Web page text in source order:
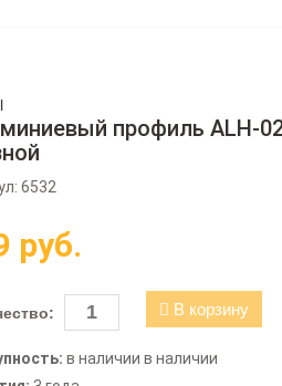
профиль ALH-
6532
руб.
В корзину
в наличии в наличии